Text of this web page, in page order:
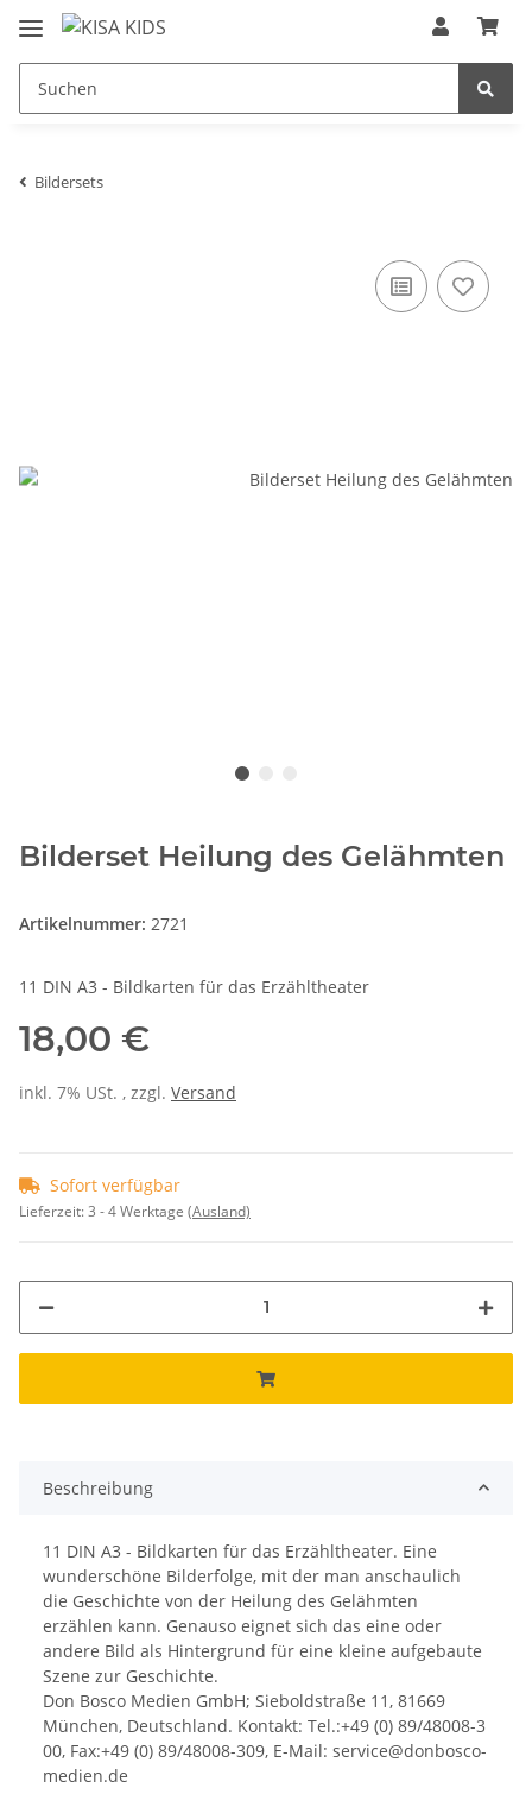
Bildersets
Bilderset Heilung des Gelähmten
Artikelnummer: 2721
11 DIN A3 - Bildkarten für das Erzähltheater
18,00 €
inkl. 7% USt. , zzgl. Versand
Sofort verfügbar
Lieferzeit:3 - 4 Werktage (Ausland)
Beschreibung
11 DIN A3 - Bildkarten für das Erzähltheater. Eine
wunderschöne Bilderfolge, mit der man anschaulich
die Geschichte von der Heilung des Gelähmten
erzählen kann. Genauso eignet sich das eine oder
andere Bild als Hintergrund für eine kleine aufgebaute
Szene zur Geschichte.
Don Bosco Medien GmbH; Sieboldstraße 11, 81669
München, Deutschland. Kontakt: Tel.:+49 (0) 89/48008-3
00, Fax:+49 (0) 89/48008-309, E-Mail: service@donbosco-
medien.de